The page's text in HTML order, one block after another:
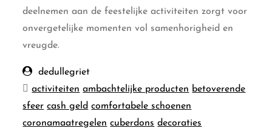
deelnemen aan de feestelijke activiteiten zorgt voor
onvergetelijke momenten vol samenhorigheid en
vreugde.
dedullegriet
activiteiten ambachtelijke producten betoverende
sfeer cash geld comfortabele schoenen
coronamaatregelen cuberdons decoraties